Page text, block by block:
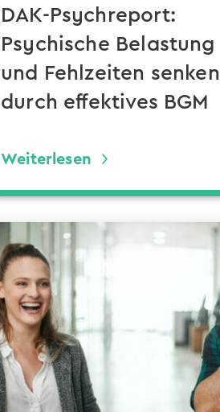
DAK-Psychreport:
Psychische Belastung
und Fehlzeiten senken
durch effektives BGM
Weiterlesen